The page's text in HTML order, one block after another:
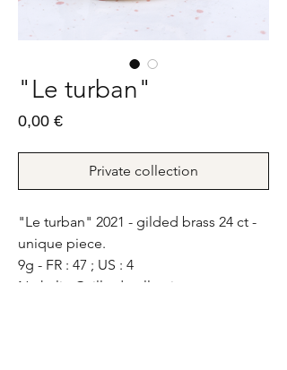
"Le turban"
0,00 €Prix
Private collection
"Le turban" 2021 - gilded brass 24 ct -
unique piece.
9g - FR : 47 ; US : 4
Nathalie Gaillard collection